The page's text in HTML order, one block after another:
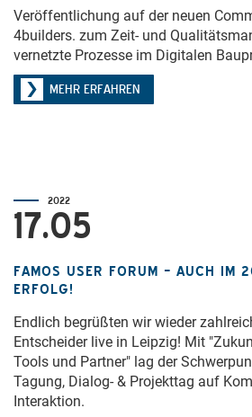
Veröffentlichung auf der neuen
4builders. zum Zeit- und
vernetzte Prozesse im Digitalen
MEHR ERFAHREN
2022
17.05
FAMOS USER FORUM – AUCH IM
ERFOLG!
Endlich begrüßten wir wieder
Entscheider live in Leipzig! Mit
Tools und Partner" lag der
Tagung, Dialog- & Projekttag auf
Interaktion.